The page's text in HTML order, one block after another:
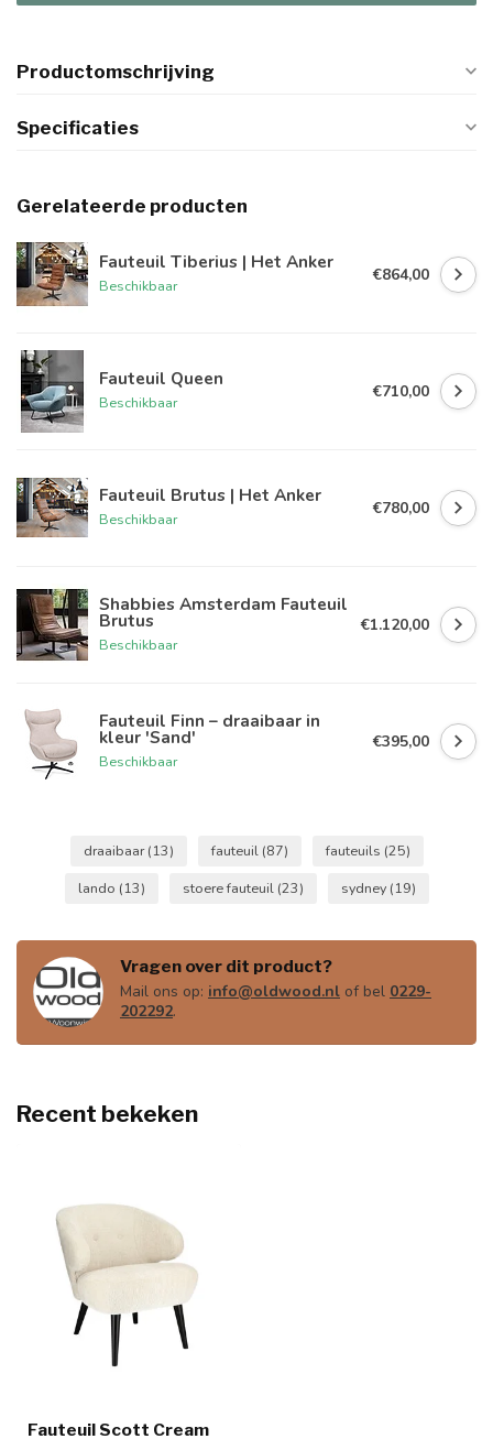
Productomschrijving
Specificaties
Gerelateerde producten
Fauteuil Tiberius | Het Anker
Beschikbaar
€864,00
Fauteuil Queen
Beschikbaar
€710,00
Fauteuil Brutus | Het Anker
Beschikbaar
€780,00
Shabbies Amsterdam Fauteuil
Brutus
Beschikbaar
€1.120,00
Fauteuil Finn – draaibaar in
kleur 'Sand'
Beschikbaar
€395,00
draaibaar(13) fauteuil (87) fauteuils (25)
lando (13) stoere fauteuil (23) sydney (19)
Vragen over dit product?
Mail ons op: info@oldwood.nl of bel 0229-
202292.
Recent bekeken
Fauteuil Scott Cream